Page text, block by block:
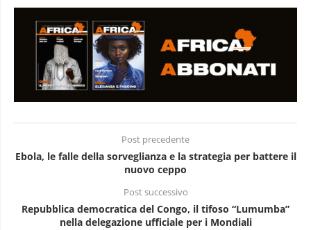
Post precedente
Ebola, le falle della sorveglianza e la strategia per battere il
nuovo ceppo
Post successivo
Repubblica democratica del Congo, il tifoso “Lumumba”
nella delegazione ufficiale per i Mondiali